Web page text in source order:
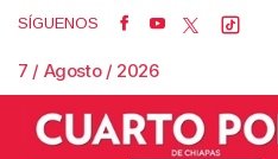
SÍGUENOS
7 / Agosto / 2026